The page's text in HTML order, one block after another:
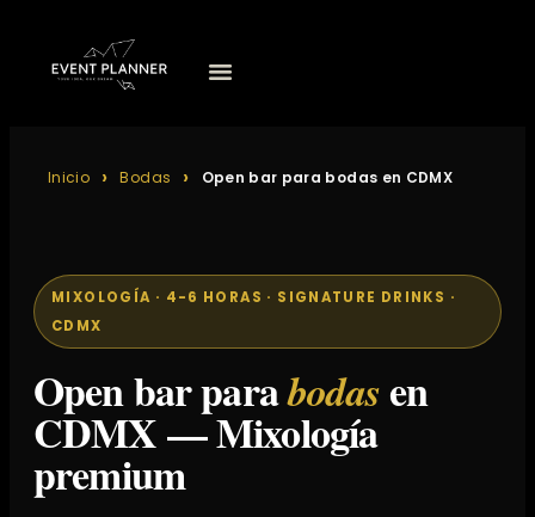
Inicio Bodas Open bar para bodas en CDMX
MIXOLOGÍA · 4-6 HORAS · SIGNATURE DRINKS ·
CDMX
Open bar parabodasen
CDMX — Mixología
premium